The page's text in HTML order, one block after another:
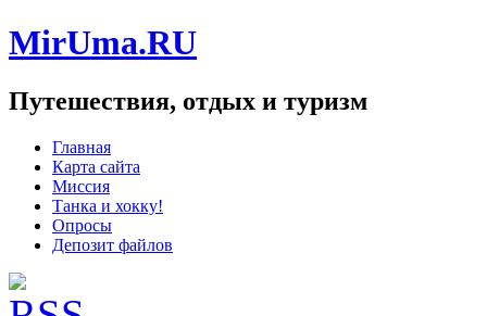
MirUma.RU
Путешествия, отдых и туризм
Главная
Карта сайта
Миссия
Танка и хокку!
Опросы
Депозит файлов